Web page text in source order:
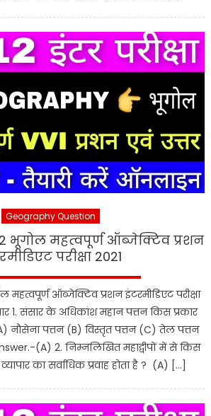
Geography Question
12 भूगोल महत्वपूर्ण ऑब्जेक्टिव प्रशन
परीक्षा 2021
महत्वपूर्ण ऑब्जेक्टिव प्रशन इंटरमीडिएट परीक्षा
1. संसार के अधिकांश महान पत्तन किस प्रकार
नौसेना पत्तन (B) विस्तृत पत्तन (C) तेल पत्तन
(A) 2. निम्नलिखित महाद्वीपों में से किस
का सर्वाधिक प्रवाह होता है ? (A) […]